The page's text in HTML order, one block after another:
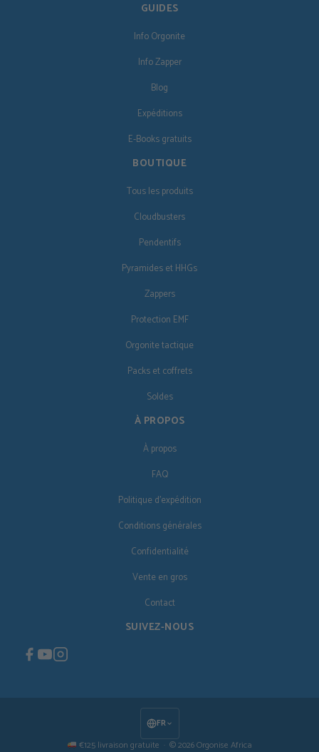
GUIDES
Info Orgonite
Info Zapper
Blog
Expéditions
E-Books gratuits
BOUTIQUE
Tous les produits
Cloudbusters
Pendentifs
Pyramides et HHGs
Zappers
Protection EMF
Orgonite tactique
Packs et coffrets
Soldes
À PROPOS
À propos
FAQ
Politique d'expédition
Conditions générales
Confidentialité
Vente en gros
Contact
SUIVEZ-NOUS
FR
€125 livraison gratuite · © 2026 Orgonise Africa